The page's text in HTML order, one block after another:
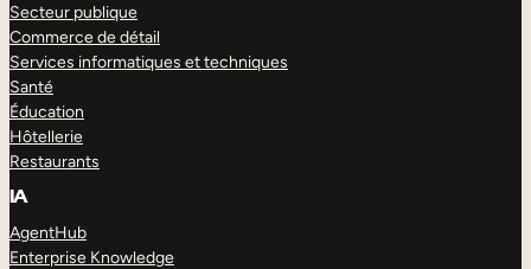
Secteur publique
Commerce de détail
Services informatiques et techniques
Santé
Éducation
Hôtellerie
Restaurants
IA
AgentHub
Enterprise Knowledge